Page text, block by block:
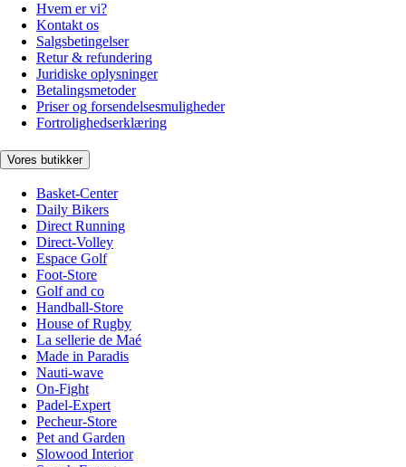
Hvem er vi?
Kontakt os
Salgsbetingelser
Retur & refundering
Juridiske oplysninger
Betalingsmetoder
Priser og forsendelsesmuligheder
Fortrolighedserklæring
Vores butikker
Basket-Center
Daily Bikers
Direct Running
Direct-Volley
Espace Golf
Foot-Store
Golf and co
Handball-Store
House of Rugby
La sellerie de Maé
Made in Paradis
Nauti-wave
On-Fight
Padel-Expert
Pecheur-Store
Pet and Garden
Slowood Interior